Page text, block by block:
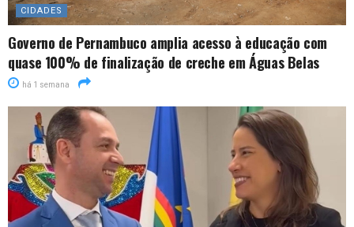
CIDADES
Governo de Pernambuco amplia acesso à educação com
quase 100% de finalização de creche em Águas Belas
há 1 semana